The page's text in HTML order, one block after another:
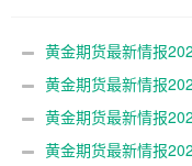
黄金期货最新情报
黄金期货最新情报
黄金期货最新情报
黄金期货最新情报